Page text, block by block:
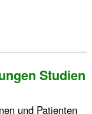
Studien
und Patienten